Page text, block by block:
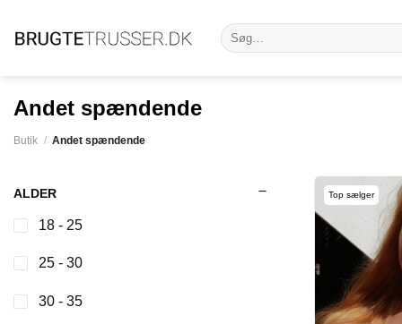
Søg
efter:
Andet spændende
Butik / Andet spændende
ALDER
18 - 25
25 - 30
30 - 35
Top sælger